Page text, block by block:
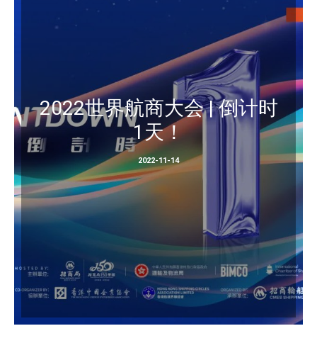
2022世界航商大会 | 倒计时
1天！
2022-11-14